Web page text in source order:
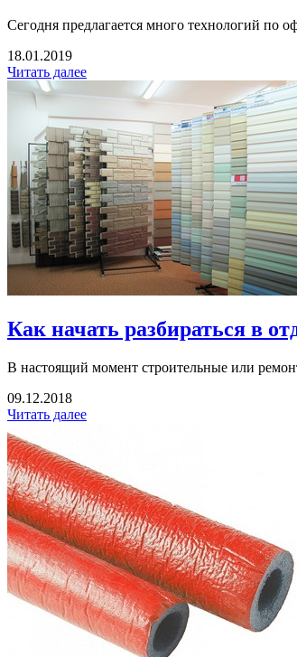
Сегодня предлагается много технологий по
18.01.2019
Читать далее
Как начать разбираться в
В настоящий момент строительные или
09.12.2018
Читать далее